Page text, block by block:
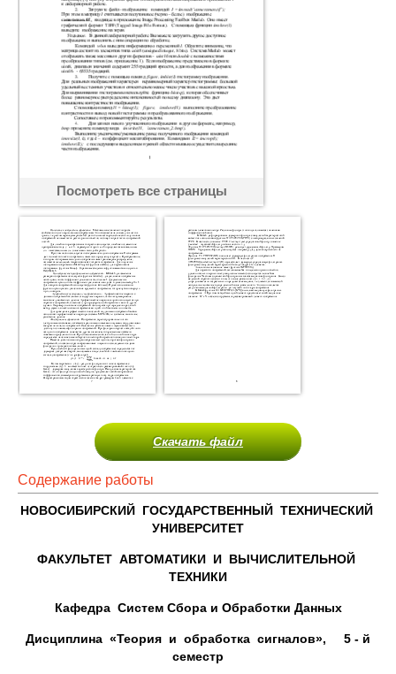
Посмотреть все страницы
Скачать файл
Содержание работы
НОВОСИБИРСКИЙ ГОСУДАРСТВЕННЫЙ ТЕХНИЧЕСКИЙ
УНИВЕРСИТЕТ
ФАКУЛЬТЕТ АВТОМАТИКИ И ВЫЧИСЛИТЕЛЬНОЙ
ТЕХНИКИ
Кафедра Систем Сбора и Обработки Данных
Дисциплина «Теория и обработка сигналов», 5 - й
семестр